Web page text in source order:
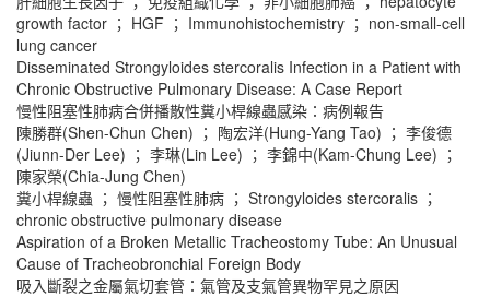
growth factor ； HGF ； Immunohistochemistry ； non-small-cell
lung cancer
Disseminated Strongyloides stercoralis Infection in a Patient with
Chronic Obstructive Pulmonary Disease: A Case Report
慢性阻塞性肺病合併播散性糞小桿線蟲感染：病例報告
陳勝群(Shen-Chun Chen) ； 陶宏洋(Hung-Yang Tao) ； 李俊德
(Jiunn-Der Lee) ； 李琳(Lin Lee) ； 李錦中(Kam-Chung Lee) ；
陳家榮(Chia-Jung Chen)
糞小桿線蟲 ； 慢性阻塞性肺病 ； Strongyloides stercoralis ；
chronic obstructive pulmonary disease
Aspiration of a Broken Metallic Tracheostomy Tube: An Unusual
Cause of Tracheobronchial Foreign Body
吸入斷裂之金屬氣切套管：氣管及支氣管異物罕見之原因